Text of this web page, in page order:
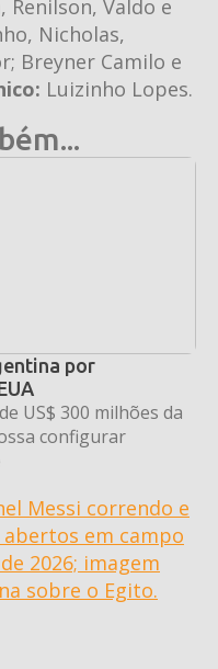
Renilson, Valdo e
Nicholas,
Breyner Camilo e
Luizinho Lopes.
por
US$ 300 milhões da
configurar